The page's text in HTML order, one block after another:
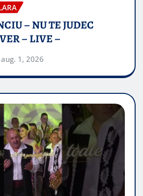
– NU TE JUDEC
– LIVE –
aug. 1, 2026